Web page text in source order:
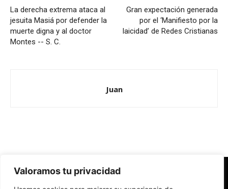
Valoramos tu privacidad
La derecha extrema ataca al
jesuita Masiá por defender la
muerte digna y al doctor
Montes -- S. C.
Gran expectación generada
por el ‘Manifiesto por la
laicidad’ de Redes Cristianas
Juan
Redes Cristianas